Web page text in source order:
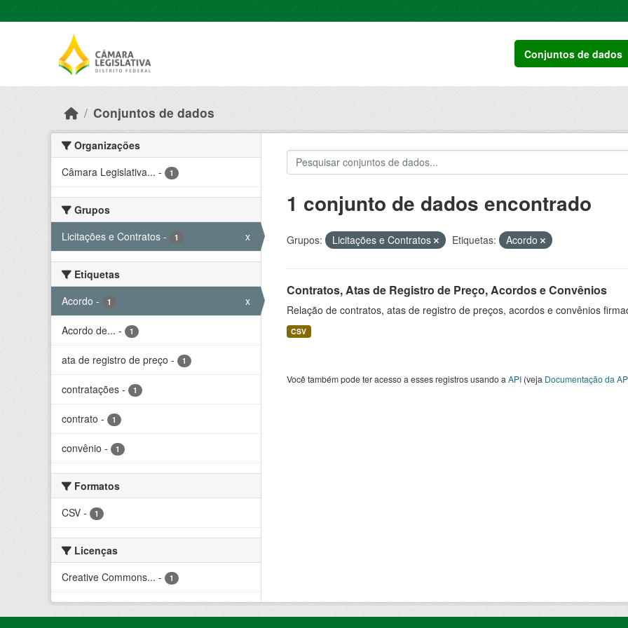
Conjuntos de dados
Conjuntos de dados
Organizações
Câmara Legislativa... - 1
Grupos
Licitações e Contratos - 1 x
Etiquetas
Acordo - 1 x
Acordo de... - 1
ata de registro de preço - 1
contratações - 1
contrato - 1
convênio - 1
Formatos
CSV - 1
Licenças
Creative Commons... - 1
1 conjunto de dados encontrado
Grupos: Licitações e Contratos Etiquetas: Acordo
Contratos, Atas de Registro de Preço, Acordos e Convênios
Relação de contratos, atas de registro de preços, acordos e convênios
CSV
Você também pode ter acesso a esses registros usando a API(veja Documentação da